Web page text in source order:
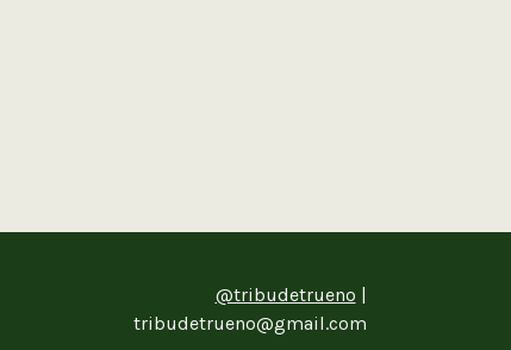
@tribudetrueno |
tribudetrueno@gmail.com